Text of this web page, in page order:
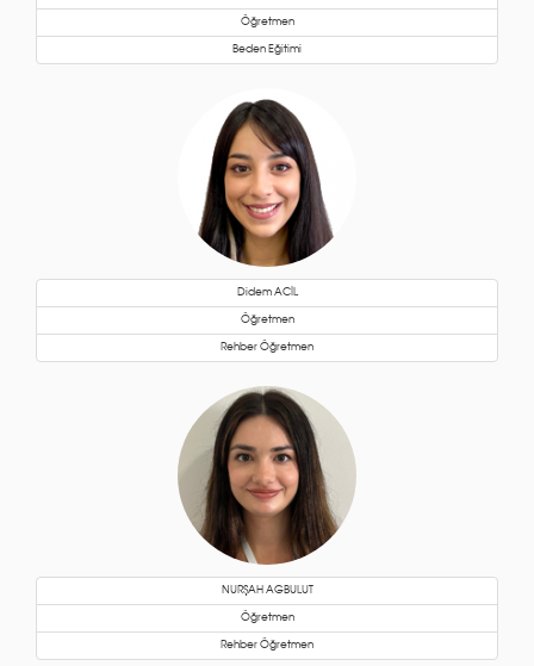
Öğretmen
Beden Eğitimi
Didem ACİL
Öğretmen
Rehber Öğretmen
NURŞAH AGBULUT
Öğretmen
Rehber Öğretmen